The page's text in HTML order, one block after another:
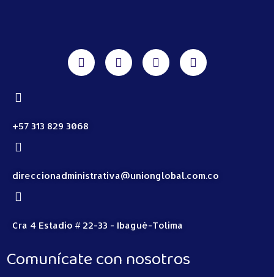
+57 313 829 3068
direccionadministrativa@unionglobal.com.co
Cra 4 Estadio # 22-33 - Ibagué-Tolima
Comunícate con nosotros